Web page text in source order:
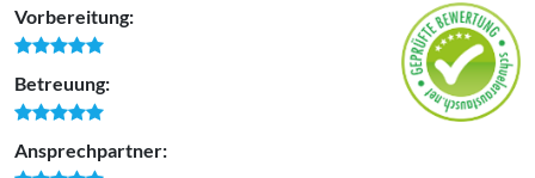
Vorbereitung:
Betreuung:
Ansprechpartner: